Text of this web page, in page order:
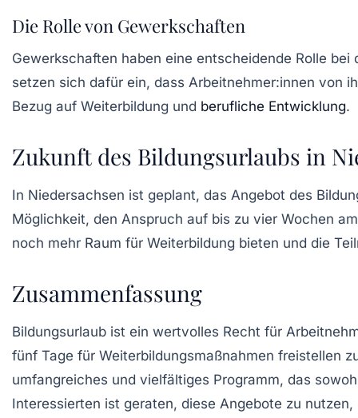
Die Rolle von Gewerkschaften
Gewerkschaften haben eine entscheidende Rolle
setzen sich dafür ein, dass Arbeitnehmer:innen von
Bezug auf Weiterbildung und berufliche Entwicklung.
Zukunft des Bildungsurlaubs in
In Niedersachsen ist geplant, das Angebot des
Möglichkeit, den Anspruch auf bis zu vier Wochen
noch mehr Raum für Weiterbildung bieten und die
Zusammenfassung
Bildungsurlaub ist ein wertvolles Recht für
fünf Tage für Weiterbildungsmaßnahmen freistellen
umfangreiches und vielfältiges Programm, das
Interessierten ist geraten, diese Angebote zu